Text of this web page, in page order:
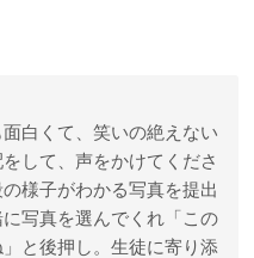
白くて、笑いの絶えない
して、声をかけてくださ
様子がわかる写真を提出
写真を選んでくれ「この
と後押し。生徒に寄り添